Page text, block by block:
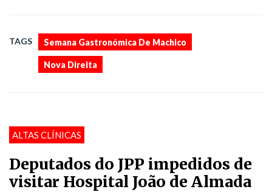
TAGS Semana Gastronómica De Machico
Nova Direita
ALTAS CLÍNICAS
Deputados do JPP impedidos de
visitar Hospital João de Almada